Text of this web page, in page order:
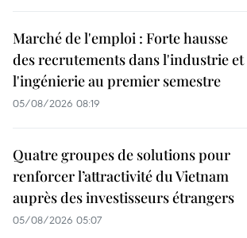
Marché de l'emploi : Forte hausse
des recrutements dans l'industrie et
l'ingénierie au premier semestre
05/08/2026 08:19
Quatre groupes de solutions pour
renforcer l’attractivité du Vietnam
auprès des investisseurs étrangers
05/08/2026 05:07